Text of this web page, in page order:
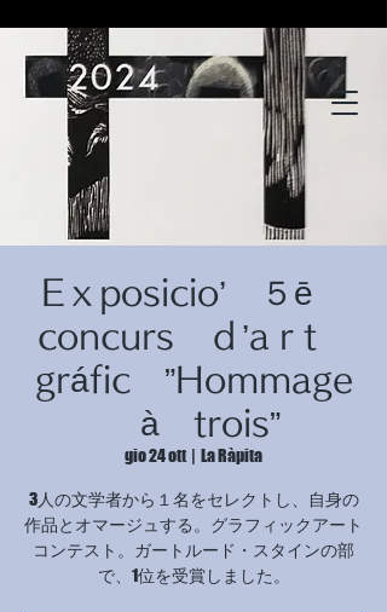
© Copyright
© Copyright
Eｘposicio’ ５ē
concurs ｄ’aｒt
gráfic ”Hommage
à trois”
gio 24 ott
  |
La Ràpita
3人の文学者から１名をセレクトし、自身の
作品とオマージュする。グラフィックアート
コンテスト。ガートルード・スタインの部
で、1位を受賞しました。